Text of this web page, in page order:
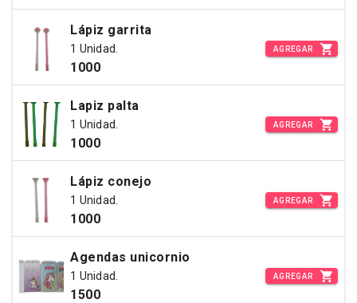
Lápiz garrita
1 Unidad.
1000
AGREGAR
Lapiz palta
1 Unidad.
1000
AGREGAR
Lápiz conejo
1 Unidad.
1000
AGREGAR
Agendas unicornio
1 Unidad.
1500
AGREGAR